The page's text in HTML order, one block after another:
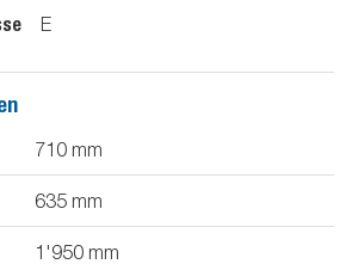
E
710 mm
635 mm
1'950 mm